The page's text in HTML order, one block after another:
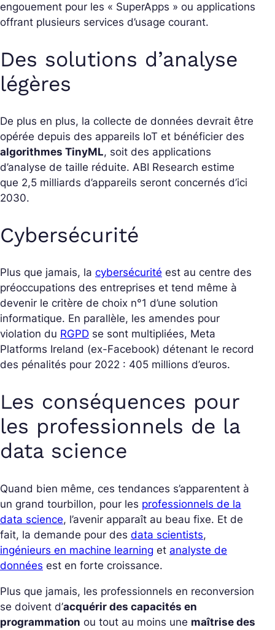
engouement pour les « SuperApps » ou applications
offrant plusieurs services d’usage courant.
Des solutions d’analyse
légères
De plus en plus, la collecte de données devrait être
opérée depuis des appareils IoT et bénéficier des
algorithmes TinyML, soit des applications
d’analyse de taille réduite. ABI Research estime
que 2,5 milliards d’appareils seront concernés d’ici
2030.
Cybersécurité
Plus que jamais, la cybersécurité est au centre des
préoccupations des entreprises et tend même à
devenir le critère de choix n°1 d’une solution
informatique. En parallèle, les amendes pour
violation du RGPD se sont multipliées, Meta
Platforms Ireland (ex-Facebook) détenant le record
des pénalités pour 2022 : 405 millions d’euros.
Les conséquences pour
les professionnels de la
data science
Quand bien même, ces tendances s’apparentent à
un grand tourbillon, pour les professionnels de la
data science, l’avenir apparaît au beau fixe. Et de
fait, la demande pour des data scientists,
ingénieurs en machine learning et analyste de
données est en forte croissance.
Plus que jamais, les professionnels en reconversion
se doivent d’acquérir des capacités en
programmation ou tout au moins une maîtrise des